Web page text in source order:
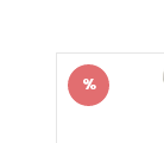
Rabatt
%